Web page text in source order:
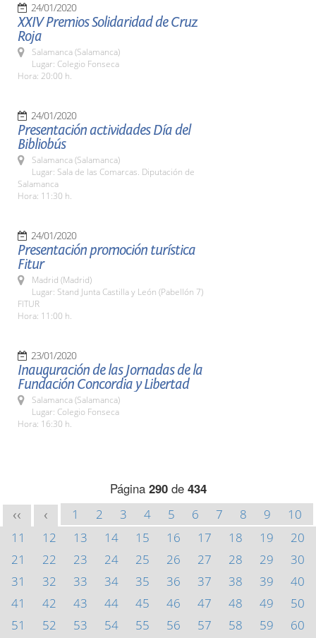
24/01/2020
XXIV Premios Solidaridad de Cruz
Roja
Salamanca (Salamanca)
Lugar: Colegio Fonseca
Hora: 20:00 h.
24/01/2020
Presentación actividades Día del
Bibliobús
Salamanca (Salamanca)
Lugar: Sala de las Comarcas. Diputación de
Salamanca
Hora: 11:30 h.
24/01/2020
Presentación promoción turística
Fitur
Madrid (Madrid)
Lugar: Stand Junta Castilla y León (Pabellón 7)
FITUR
Hora: 11:00 h.
23/01/2020
Inauguración de las Jornadas de la
Fundación Concordia y Libertad
Salamanca (Salamanca)
Lugar: Colegio Fonseca
Hora: 16:30 h.
Página 290de 434
<< < 1 2 3 4 5 6 7 8 9
10
11
12 13 14 15 16 17 18 19
20
21
22 23 24 25 26 27 28 29
30
31
32 33 34 35 36 37 38 39
40
41
42 43 44 45 46 47 48 49
50
51
52 53 54 55 56 57 58 59
60